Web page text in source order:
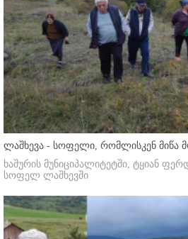
ლაშხევა - სოფელი, რომლისკენ მიწა
ხაშურის მუნიციპალიტეტში, ტყიან
სოფელ ლაშხევში